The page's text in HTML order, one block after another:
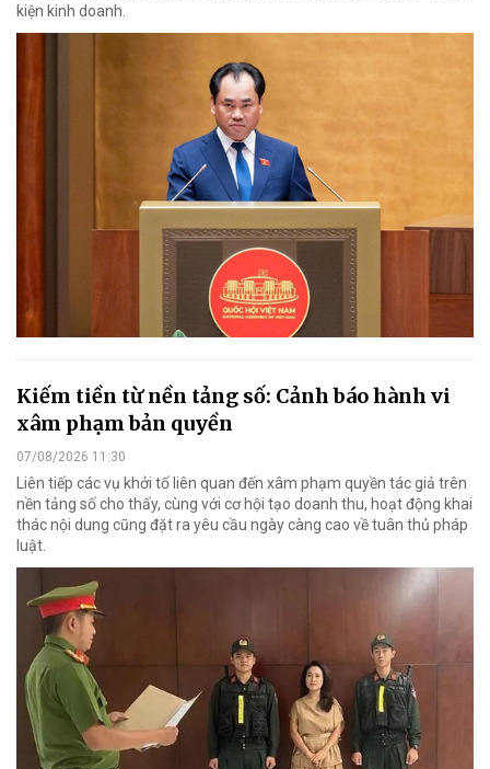
kiện kinh doanh.
Kiếm tiền từ nền tảng số: Cảnh báo hành vi
xâm phạm bản quyền
07/08/2026 11:30
Liên tiếp các vụ khởi tố liên quan đến xâm phạm quyền tác giả trên
nền tảng số cho thấy, cùng với cơ hội tạo doanh thu, hoạt động khai
thác nội dung cũng đặt ra yêu cầu ngày càng cao về tuân thủ pháp
luật.